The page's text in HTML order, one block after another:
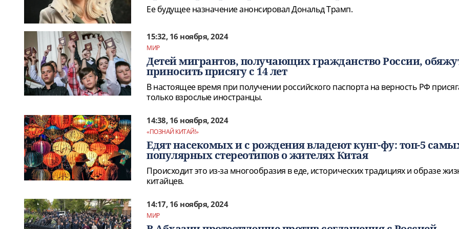
Ее будущее назначение анонсировал Дональд Трамп.
15:32, 16 ноября, 2024
МИР
Детей мигрантов, получающих гражданство России,
приносить присягу с 14 лет
В настоящее время при получении российского паспорта на верность РФ
только взрослые иностранцы.
14:38, 16 ноября, 2024
«ПОЗНАЙ КИТАЙ!»
Едят насекомых и с рождения владеют кунг-фу: топ-5
популярных стереотипов о жителях Китая
Происходит это из-за многообразия в еде, исторических традициях и образе
китайцев.
14:17, 16 ноября, 2024
МИР